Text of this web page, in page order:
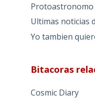
Protoastronomo
Ultimas noticias
Yo tambien
Bitacoras
Cosmic Diary